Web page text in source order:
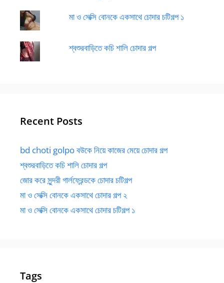
মা ও সেক্সি বোনকে একসাথে চোদার চটিগল্প ১
শ্বশুরবাড়িতে কচি শালি চোদার গল্প
Recent Posts
bd choti golpo বউকে নিয়ে কাজের মেয়ে চোদার গল্প
শ্বশুরবাড়িতে কচি শালি চোদার গল্প
জোর করে সুন্দরী গার্লফ্রেন্ডকে চোদার চটিগল্প
মা ও সেক্সি বোনকে একসাথে চোদার গল্প ২
মা ও সেক্সি বোনকে একসাথে চোদার চটিগল্প ১
Tags